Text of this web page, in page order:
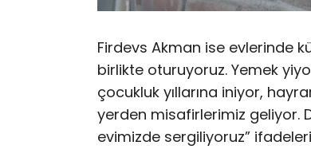
Firdevs Akman ise evlerinde
birlikte oturuyoruz. Yemek
çocukluk yıllarına iniyor,
yerden misafirlerimiz geliyor.
evimizde sergiliyoruz”